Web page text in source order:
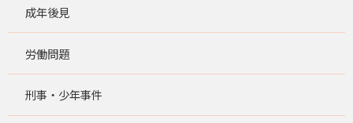
成年後見
労働問題
刑事・少年事件